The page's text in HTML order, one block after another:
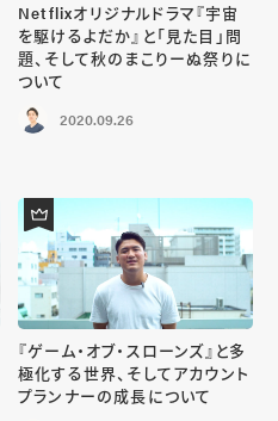
Netflixオリジナルドラマ『宇宙
を駆けるよだか』と「見た目」問
題、そして秋のまこりーぬ祭りに
ついて
2020.09.26
『ゲーム・オブ・スローンズ』と多
極化する世界、そしてアカウント
プランナーの成長について